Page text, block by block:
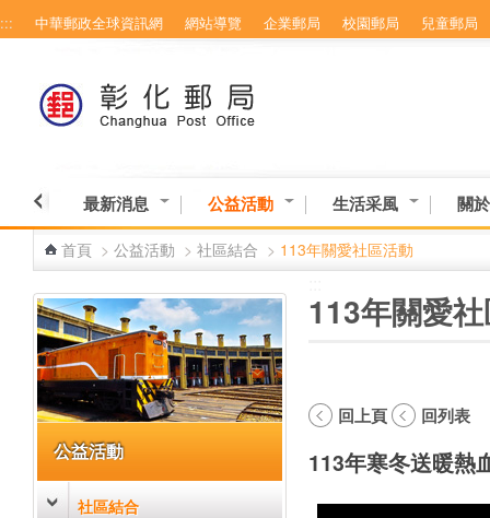
跳到主要內容區塊
::: 中華郵政全球資訊網 網站導覽 企業郵局 校園郵局 兒童郵局
最新消息 公益活動 生活采風 關
首頁 > 公益活動 > 社區結合 > 113年關愛社區活動
公益活動
社區結合
113年關愛
回上頁 回列表
113年寒冬送暖熱